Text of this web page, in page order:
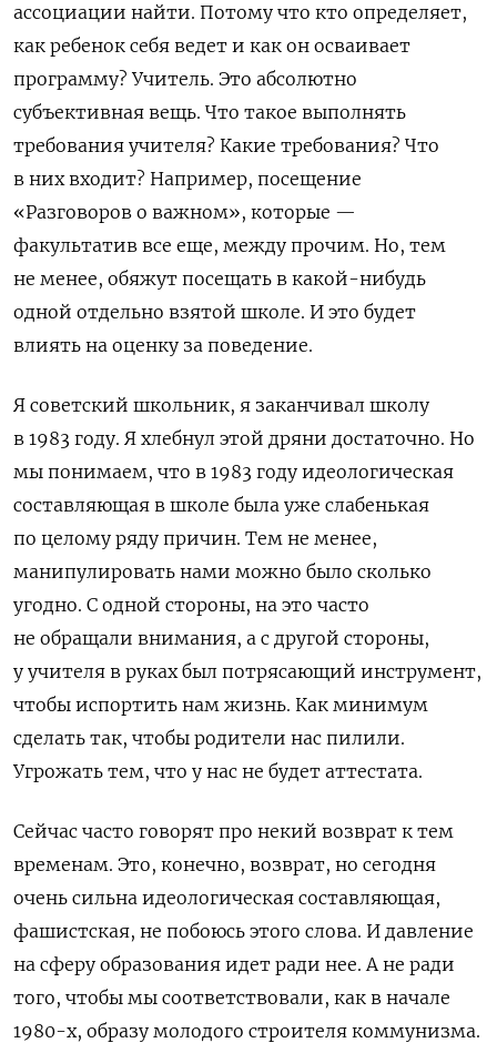
ассоциации найти. Потому что кто определяет,
как ребенок себя ведет и как он осваивает
программу? Учитель. Это абсолютно
субъективная вещь. Что такое выполнять
требования учителя? Какие требования? Что
в них входит? Например, посещение
«Разговоров о важном», которые —
факультатив все еще, между прочим. Но, тем
не менее, обяжут посещать в какой-нибудь
одной отдельно взятой школе. И это будет
влиять на оценку за поведение.
Я советский школьник, я заканчивал школу
в 1983 году. Я хлебнул этой дряни достаточно. Но
мы понимаем, что в 1983 году идеологическая
составляющая в школе была уже слабенькая
по целому ряду причин. Тем не менее,
манипулировать нами можно было сколько
угодно. С одной стороны, на это часто
не обращали внимания, а с другой стороны,
у учителя в руках был потрясающий инструмент,
чтобы испортить нам жизнь. Как минимум
сделать так, чтобы родители нас пилили.
Угрожать тем, что у нас не будет аттестата.
Сейчас часто говорят про некий возврат к тем
временам. Это, конечно, возврат, но сегодня
очень сильна идеологическая составляющая,
фашистская, не побоюсь этого слова. И давление
на сферу образования идет ради нее. А не ради
того, чтобы мы соответствовали, как в начале
1980-х, образу молодого строителя коммунизма.